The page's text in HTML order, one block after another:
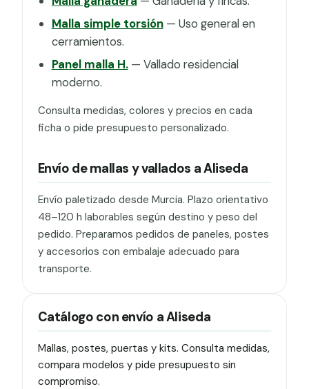
Malla simple torsión— Uso general en
cerramientos.
Panel malla H.— Vallado residencial
moderno.
Consulta medidas, colores y precios en cada
ficha o pide presupuesto personalizado.
Envío de mallas y vallados a Aliseda
Envío paletizado desde Murcia. Plazo orientativo
48–120 h laborables según destino y peso del
pedido. Preparamos pedidos de paneles, postes
y accesorios con embalaje adecuado para
transporte.
Catálogo con envío a Aliseda
Mallas, postes, puertas y kits. Consulta medidas,
compara modelos y pide presupuesto sin
compromiso.